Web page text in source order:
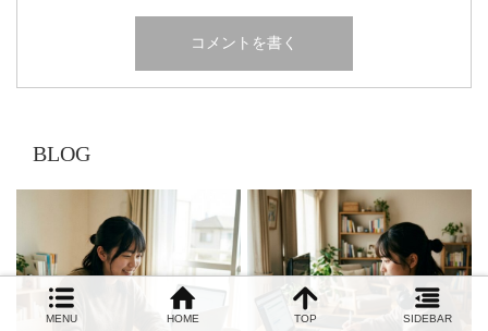
BLOG
MENU HOME TOP SIDEBAR